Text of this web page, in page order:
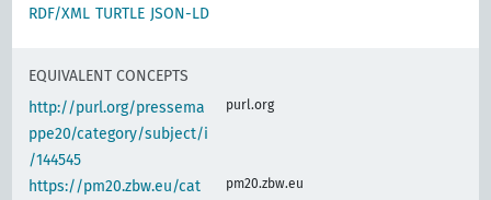
RDF/XML TURTLE JSON-LD
EQUIVALENT CONCEPTS
http://purl.org/pressema
ppe20/category/subject/i
/144545
purl.org
https://pm20.zbw.eu/cat
pm20.zbw.eu